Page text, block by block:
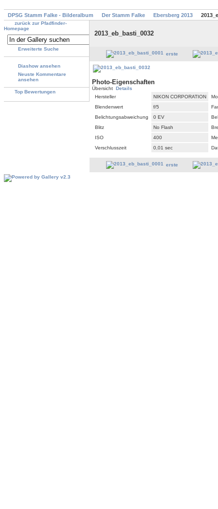
DPSG Stamm Falke - Bilderalbum Der Stamm Falke Ebersberg 2013
zurück zur Pfadfinder-
Homepage
Erweiterte Suche
Diashow ansehen
Neuste Kommentare
ansehen
Top Bewertungen
2013_eb_basti_0032
erste
Photo-Eigenschaften
Übersicht Details
Hersteller
NIKON CORPORATION
Blendenwert
f/5
Belichtungsabweichung
0 EV
Blitz
No Flash
ISO
400
Verschlusszeit
0,01 sec
erste